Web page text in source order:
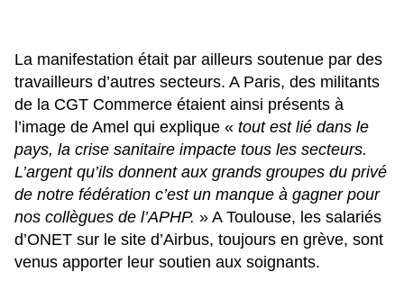
La manifestation était par ailleurs soutenue par des
travailleurs d’autres secteurs. A Paris, des militants
de la CGT Commerce étaient ainsi présents à
l’image de Amel qui explique « tout est lié dans le
pays, la crise sanitaire impacte tous les secteurs.
L’argent qu’ils donnent aux grands groupes du privé
de notre fédération c’est un manque à gagner pour
nos collègues de l’APHP. » A Toulouse, les salariés
d’ONET sur le site d’Airbus, toujours en grève, sont
venus apporter leur soutien aux soignants.